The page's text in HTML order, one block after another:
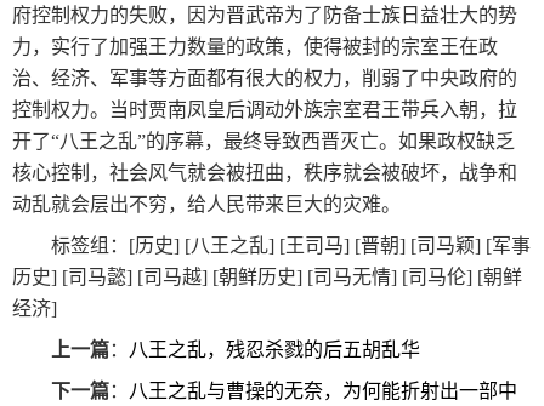
府控制权力的失败，因为晋武帝为了防备士族日益壮大的势
力，实行了加强王力数量的政策，使得被封的宗室王在政
治、经济、军事等方面都有很大的权力，削弱了中央政府的
控制权力。当时贾南凤皇后调动外族宗室君王带兵入朝，拉
开了“八王之乱”的序幕，最终导致西晋灭亡。如果政权缺乏
核心控制，社会风气就会被扭曲，秩序就会被破坏，战争和
动乱就会层出不穷，给人民带来巨大的灾难。
标签组：[历史] [八王之乱] [王司马] [晋朝] [司马颖] [军事
历史] [司马懿] [司马越] [朝鲜历史] [司马无情] [司马伦] [朝鲜
经济]
上一篇：
八王之乱，残忍杀戮的后五胡乱华
下一篇：
八王之乱与曹操的无奈，为何能折射出一部中